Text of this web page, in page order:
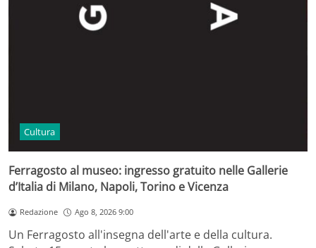
Cultura
Ferragosto al museo: ingresso gratuito nelle Gallerie
d’Italia di Milano, Napoli, Torino e Vicenza
Redazione Ago 8, 2026 9:00
Un Ferragosto all'insegna dell'arte e della cultura.